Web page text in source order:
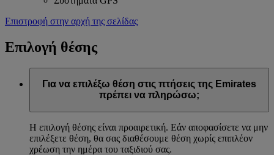
Επιστροφή στην αρχή της σελίδας
Επιλογή θέσης
Για να επιλέξω θέση στις πτήσεις της Emirates
πρέπει να πληρώσω;
Η επιλογή θέσης είναι προαιρετική. Εάν αποφασίσετε να μην
επιλέξετε θέση, θα σας διαθέσουμε θέση χωρίς επιπλέον
χρέωση την ημέρα του ταξιδιού σας.